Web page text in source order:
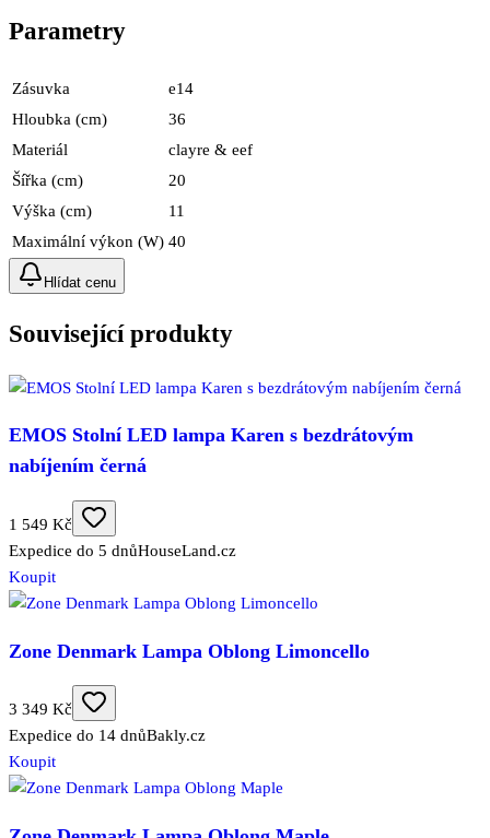
Parametry
Zásuvka
e14
Hloubka (cm)
36
Materiál
clayre & eef
Šířka (cm)
20
Výška (cm)
11
Maximální výkon (W) 40
Hlídat cenu
Související produkty
EMOS Stolní LED lampa Karen s bezdrátovým
nabíjením černá
1 549 Kč
Expedice do 5 dnůHouseLand.cz
Koupit
Zone Denmark Lampa Oblong Limoncello
3 349 Kč
Expedice do 14 dnůBakly.cz
Koupit